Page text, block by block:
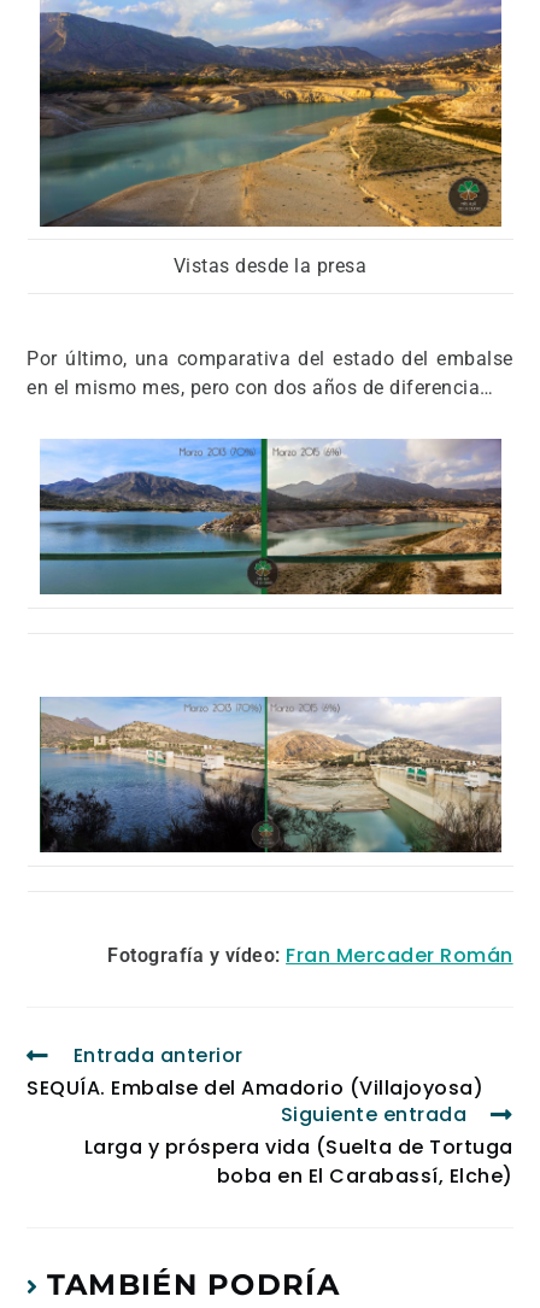
Vistas desde la presa
Por último, una comparativa del estado del embalse
en el mismo mes, pero con dos años de diferencia…
Fotografía y vídeo: Fran Mercader Román
Entrada anterior
SEQUÍA. Embalse del Amadorio (Villajoyosa)
Siguiente entrada
Larga y próspera vida (Suelta de Tortuga
boba en El Carabassí, Elche)
TAMBIÉN PODRÍA